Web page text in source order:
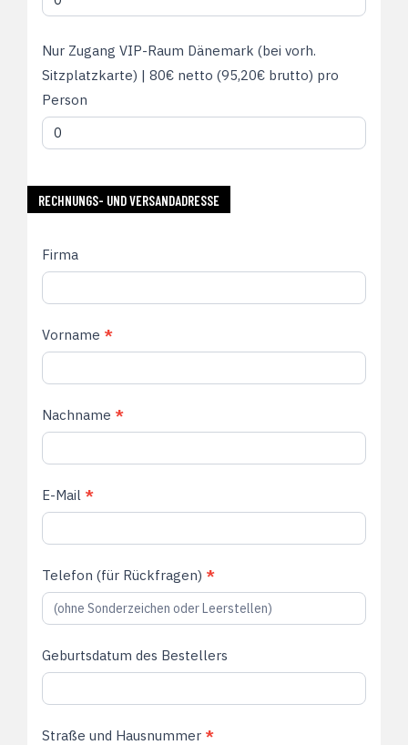
Nur Zugang VIP-Raum Dänemark (bei vorh.
Sitzplatzkarte) | 80€ netto (95,20€ brutto) pro
Person
RECHNUNGS- UND VERSANDADRESSE
Firma
Vorname *
Nachname *
E-Mail *
Telefon (für Rückfragen) *
Geburtsdatum des Bestellers
Straße und Hausnummer *